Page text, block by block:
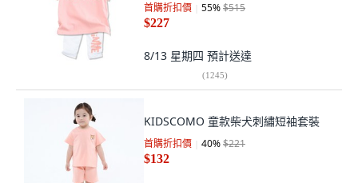
首購折扣價 55%$515
$227
8/13 星期四 預計送達
(1245)
KIDSCOMO 童款柴犬刺繡短袖套裝
首購折扣價 40%$221
$132